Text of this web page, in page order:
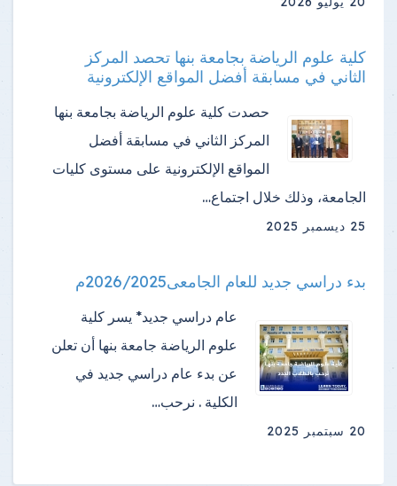
كلية علوم الرياضة بجامعة بنها تحصد المركز
الثاني في مسابقة أفضل المواقع الإلكترونية
حصدت كلية علوم الرياضة بجامعة بنها
المركز الثاني في مسابقة أفضل
المواقع الإلكترونية على مستوى كليات
الجامعة، وذلك خلال اجتماع…
25 ديسمبر 2025
بدء دراسي جديد للعام الجامعى2026/2025م
عام دراسي جديد* يسر كلية
علوم الرياضة جامعة بنها أن تعلن
عن بدء عام دراسي جديد في
الكلية . نرحب…
20 سبتمبر 2025